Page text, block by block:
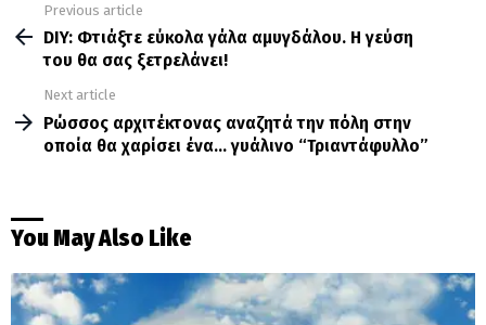
more
Previous article
DIY: Φτιάξτε εύκολα γάλα αμυγδάλου. Η γεύση
του θα σας ξετρελάνει!
Next article
Ρώσσος αρχιτέκτονας αναζητά την πόλη στην
οποία θα χαρίσει ένα… γυάλινο “Τριαντάφυλλο”
You May Also Like